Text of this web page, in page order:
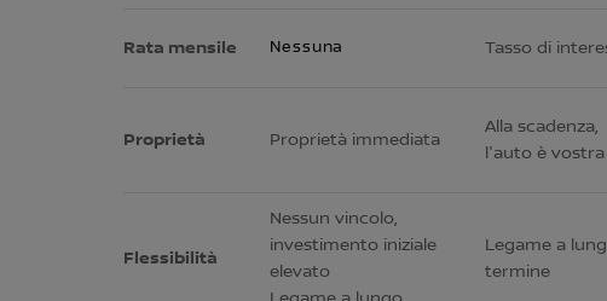
Rata mensile Nessuna Tasso di
Proprietà Proprietà immediata
Alla scadenza,
l'auto è vostra
Flessibilità
Nessun vincolo,
investimento iniziale
elevato
Legame a
termine